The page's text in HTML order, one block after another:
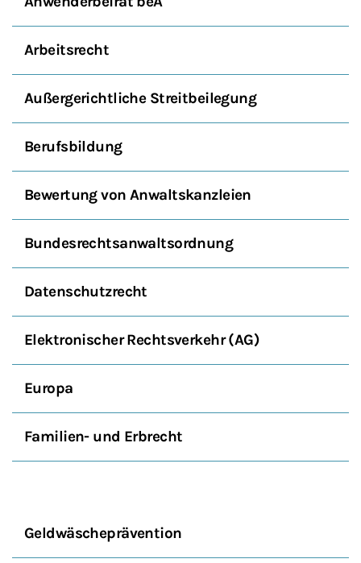
Arbeitsrecht
Außergerichtliche Streitbeilegung
Berufsbildung
Bewertung von Anwaltskanzleien
Bundesrechtsanwaltsordnung
Datenschutzrecht
Elektronischer Rechtsverkehr (AG)
Europa
Familien- und Erbrecht
Geldwäscheprävention